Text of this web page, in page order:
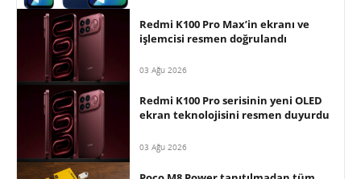
Redmi K100 Pro Max’in ekranı ve
işlemcisi resmen doğrulandı
03 Ağu 2026
Redmi K100 Pro serisinin yeni OLED
ekran teknolojisini resmen duyurdu
03 Ağu 2026